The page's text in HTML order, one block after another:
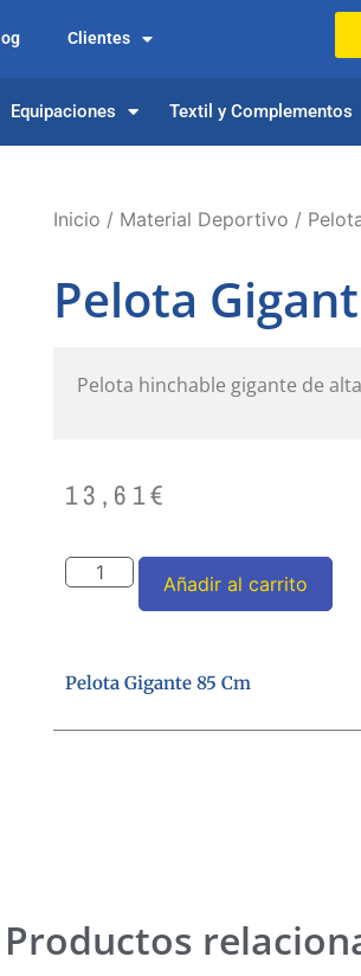
Clientes
Equipaciones Textil y Complementos
Inicio / Material Deportivo /
Pelota
Pelota hinchable gigante de
13,61€
Añadir al carrito
Pelota Gigante 85 Cm
Productos